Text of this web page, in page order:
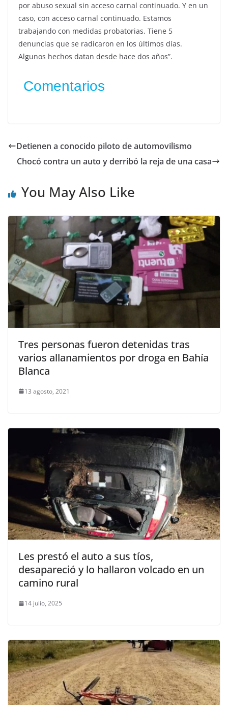
por abuso sexual sin acceso carnal continuado. Y en un
caso, con acceso carnal continuado. Estamos
trabajando con medidas probatorias. Tiene 5
denuncias que se radicaron en los últimos días.
Algunos hechos datan desde hace dos años”.
Comentarios
Detienen a conocido piloto de automovilismo
Chocó contra un auto y derribó la reja de una casa
You May Also Like
Tres personas fueron detenidas tras
varios allanamientos por droga en Bahía
Blanca
13 agosto, 2021
Les prestó el auto a sus tíos,
desapareció y lo hallaron volcado en un
camino rural
14 julio, 2025